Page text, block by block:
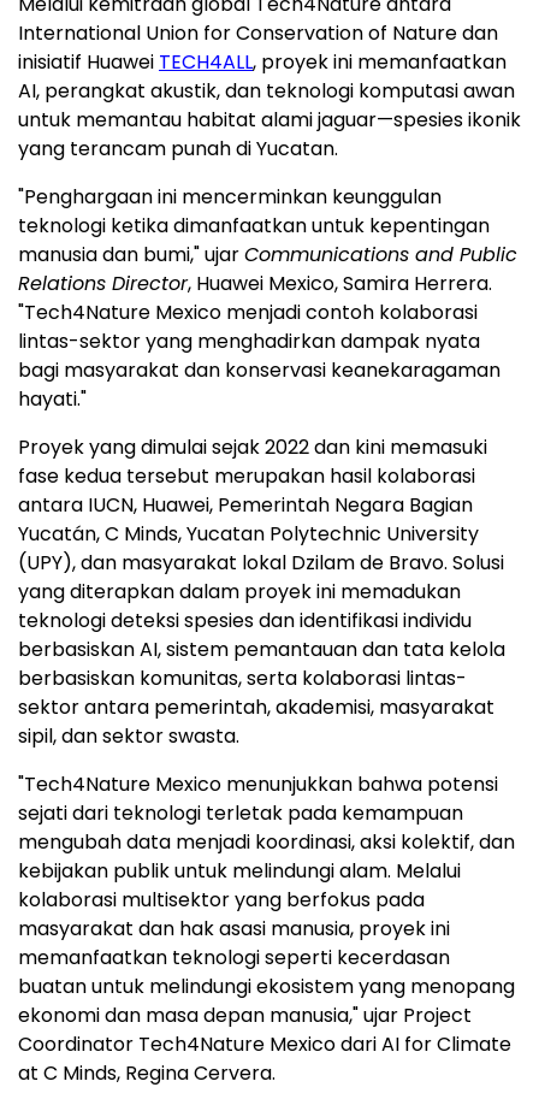
International Union for Conservation of Nature dan
inisiatif Huawei TECH4ALL, proyek ini memanfaatkan
AI, perangkat akustik, dan teknologi komputasi awan
untuk memantau habitat alami jaguar—spesies ikonik
yang terancam punah di Yucatan.
"Penghargaan ini mencerminkan keunggulan
teknologi ketika dimanfaatkan untuk kepentingan
manusia dan bumi," ujarCommunications and Public
Relations Director, Huawei Mexico, Samira Herrera.
"Tech4Nature Mexico menjadi contoh kolaborasi
lintas-sektor yang menghadirkan dampak nyata
bagi masyarakat dan konservasi keanekaragaman
hayati."
Proyek yang dimulai sejak 2022 dan kini memasuki
fase kedua tersebut merupakan hasil kolaborasi
antara IUCN, Huawei, Pemerintah Negara Bagian
Yucatán, C Minds, Yucatan Polytechnic University
(UPY), dan masyarakat lokal Dzilam de Bravo. Solusi
yang diterapkan dalam proyek ini memadukan
teknologi deteksi spesies dan identifikasi individu
berbasiskan AI, sistem pemantauan dan tata kelola
berbasiskan komunitas, serta kolaborasi lintas-
sektor antara pemerintah, akademisi, masyarakat
sipil, dan sektor swasta.
"Tech4Nature Mexico menunjukkan bahwa potensi
sejati dari teknologi terletak pada kemampuan
mengubah data menjadi koordinasi, aksi kolektif, dan
kebijakan publik untuk melindungi alam. Melalui
kolaborasi multisektor yang berfokus pada
masyarakat dan hak asasi manusia, proyek ini
memanfaatkan teknologi seperti kecerdasan
buatan untuk melindungi ekosistem yang menopang
ekonomi dan masa depan manusia," ujar Project
Coordinator Tech4Nature Mexico dari AI for Climate
at C Minds, Regina Cervera.